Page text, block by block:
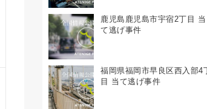
鹿児島鹿児島市宇宿2丁目 当
て逃げ事件
福岡県福岡市早良区西入部4
目 当て逃げ事件